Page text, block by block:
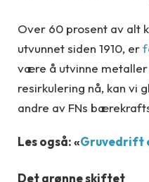
Over 60 prosent av alt
utvunnet siden 1910, er
være å utvinne metaller
resirkulering nå, kan vi
andre av FNs
Les også: «Gruvedrift
Det grønne skiftet